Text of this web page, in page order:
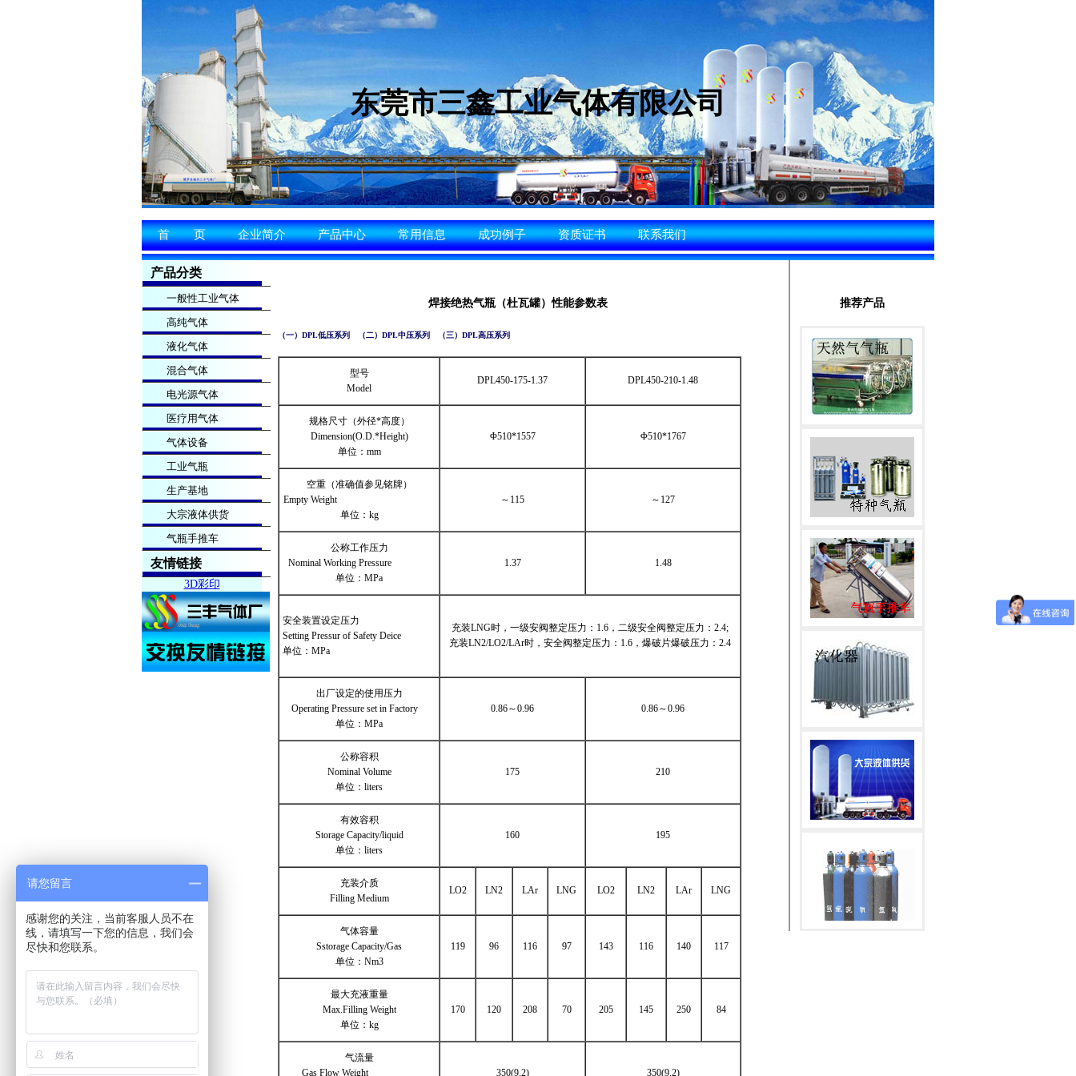
东莞市三鑫工业气体有限公司
首 页 企业简介 产品中心 常用信息 成功例子 资质证书 联系我们
焊接绝热气瓶（杜瓦罐）性能参数表
（一）DPL低压系列 （二）DPL中压系列 （三）DPL高压系列
型号
Model
DPL450-175-1.37 DPL450-210-1.48
规格尺寸（外径*高度）
Dimension(O.D.*Height)
单位：mm
Φ510*1557 Φ510*1767
空重（准确值参见铭牌）
Empty Weight
单位：kg
～115 ～127
公称工作压力
Nominal Working Pressure
单位：MPa
1.37 1.48
安全装置设定压力
Setting Pressur of Safety Deice
单位：MPa
充装LNG时，一级安阀整定压力：1.6，二级安全阀整定压力：2.4;
充装LN2/LO2/LAr时，安全阀整定压力：1.6，爆破片爆破压力：2.4
出厂设定的使用压力
Operating Pressure set in Factory
单位：MPa
0.86～0.96 0.86～0.96
公称容积
Nominal Volume
单位：liters
175 210
有效容积
Storage Capacity/liquid
单位：liters
160 195
充装介质
Filling Medium
LO2 LN2 LAr LNG LO2 LN2 LAr LNG
气体容量
Sstorage Capacity/Gas
单位：Nm3
119 96 116 97 143 116 140 117
最大充液重量
Max.Filling Weight
单位：kg
170 120 208 70 205 145 250 84
气流量
Gas Flow Weight
350(9.2) 350(9.2)
推荐产品
产品分类
一般性工业气体
高纯气体
液化气体
混合气体
电光源气体
医疗用气体
气体设备
工业气瓶
生产基地
大宗液体供货
气瓶手推车
友情链接
3D彩印
请您留言
感谢您的关注，当前客服人员不在
线，请填写一下您的信息，我们会
尽快和您联系。